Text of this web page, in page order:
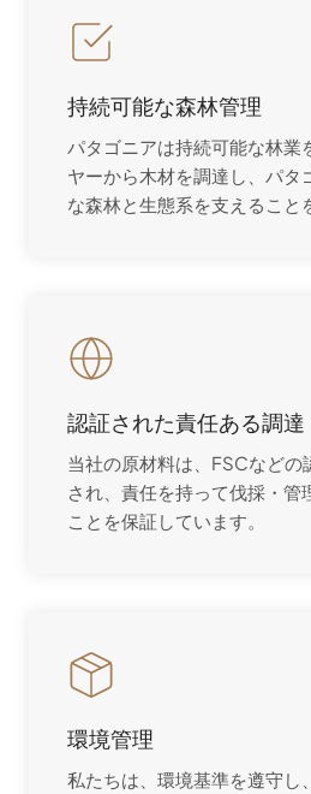
持続可能な森林管理
パタゴニアは持続可能な林業
ヤーから木材を調達し、パタ
な森林と生態系を支えること
認証された責任ある調達
当社の原材料は、FSCなどの
され、責任を持って伐採・管
ことを保証しています。
環境管理
私たちは、環境基準を遵守し